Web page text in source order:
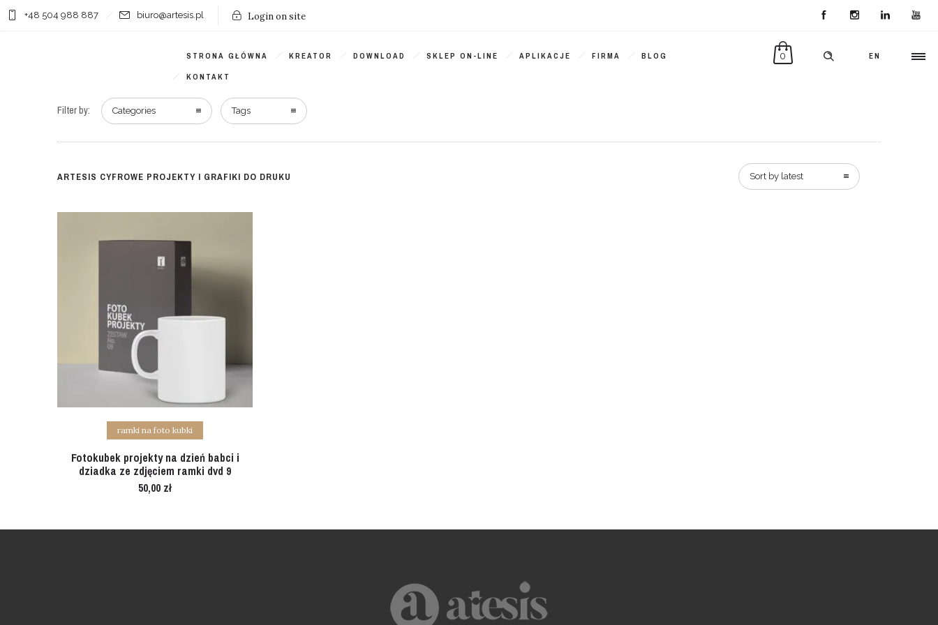
+48 504 988 887 biuro@artesis.pl Login on site
EN
0
STRONA GŁÓWNA KREATOR DOWNLOAD SKLEP ON-LINE APLIKACJE FIRMA BLOG
KONTAKT
Filter by: Categories Tags
ARTESIS CYFROWE PROJEKTY I GRAFIKI DO DRUKU Sort by latest
Add to cart
ramki na foto kubki
Fotokubek projekty na dzień babci i
dziadka ze zdjęciem ramki dvd 9
50,00 zł